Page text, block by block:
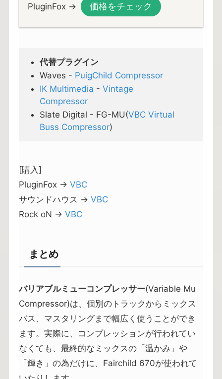
PluginFox → 価格をチェック
代替プラグイン
Waves - PuigChild Compressor
IK Multimedia - Vintage
Compressor
Slate Digital - FG-MU(VBC Virtual
Buss Compressor)
[購入]
PluginFox → VBC
サウンドハウス → VBC
Rock oN → VBC
まとめ
バリアブルミューコンプレッサー(Variable Mu
Compressor)は、個別のトラックからミックス
バス、マスタリングまで幅広く使うことができ
ます。実際に、コンプレッションが行われてい
なくても、最終的なミックスの「温かみ」や
「輝き」の為だけに、Fairchild 670が使われて